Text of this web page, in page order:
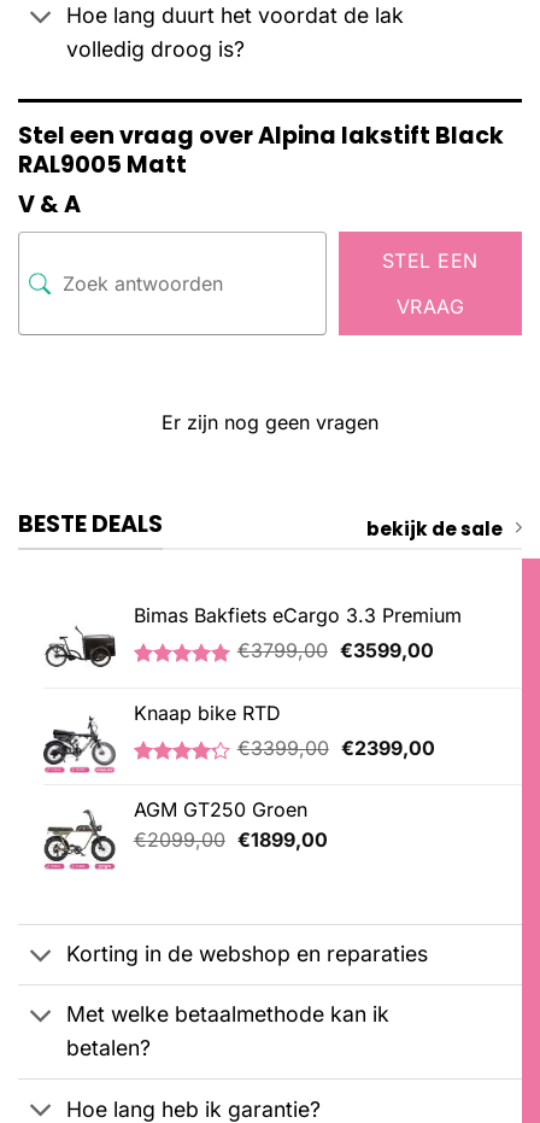
Hoe lang duurt het voordat de lak
volledig droog is?
Stel een vraag over Alpina lakstift Black
RAL9005 Matt
V & A
STEL EEN
VRAAG
Er zijn nog geen vragen
BESTE DEALS bekijk de sale
Bimas Bakfiets eCargo 3.3 Premium
gebaseerd
op
klantbeoordelingen
€3799,00 Oorspronkelijke
€3599,00Huidige
Knaap bike RTD
4.20 op 5
gebaseerd
op
klantbeoordelingen
€3399,00 Oorspronkelijke
€2399,00Huidige
AGM GT250 Groen
€2099,00 Oorspronkelijke
€1899,00Huidige
Korting in de webshop en reparaties
Met welke betaalmethode kan ik
betalen?
Hoe lang heb ik garantie?